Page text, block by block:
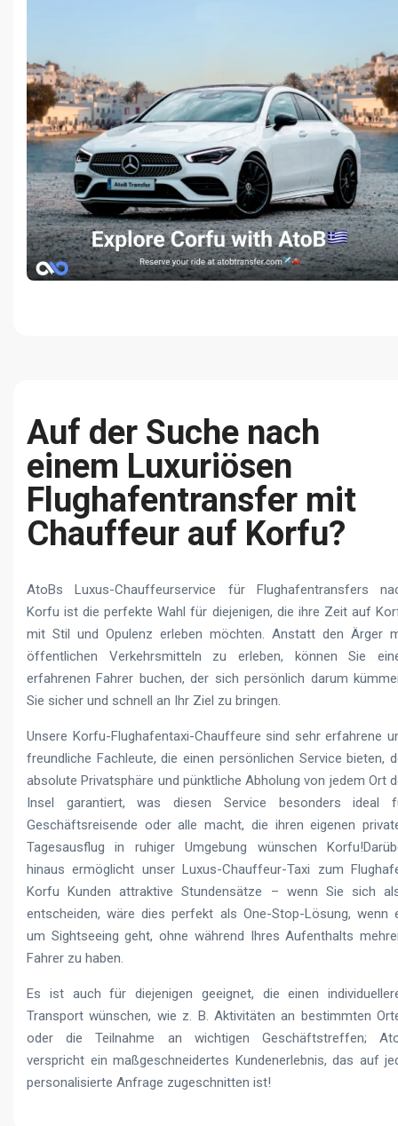
Auf der Suche nach
einem Luxuriösen
Flughafentransfer mit
Chauffeur auf Korfu?
AtoBs Luxus-Chauffeurservice für Flughafentransfers
Korfu ist die perfekte Wahl für diejenigen, die ihre Zeit auf
mit Stil und Opulenz erleben möchten. Anstatt den Ärger
öffentlichen Verkehrsmitteln zu erleben, können Sie
erfahrenen Fahrer buchen, der sich persönlich darum
Sie sicher und schnell an Ihr Ziel zu bringen.
Unsere Korfu-Flughafentaxi-Chauffeure sind sehr erfahrene
freundliche Fachleute, die einen persönlichen Service bieten,
absolute Privatsphäre und pünktliche Abholung von jedem Ort
Insel garantiert, was diesen Service besonders ideal
Geschäftsreisende oder alle macht, die ihren eigenen
Tagesausflug in ruhiger Umgebung wünschen
hinaus ermöglicht unser Luxus-Chauffeur-Taxi zum
Korfu Kunden attraktive Stundensätze – wenn Sie sich
entscheiden, wäre dies perfekt als One-Stop-Lösung, wenn
um Sightseeing geht, ohne während Ihres Aufenthalts
Fahrer zu haben.
Es ist auch für diejenigen geeignet, die einen
Transport wünschen, wie z. B. Aktivitäten an bestimmten
oder die Teilnahme an wichtigen Geschäftstreffen;
verspricht ein maßgeschneidertes Kundenerlebnis, das auf
personalisierte Anfrage zugeschnitten ist!